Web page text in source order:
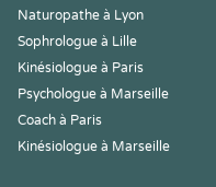
Naturopathe à Lyon
Sophrologue à Lille
Kinésiologue à Paris
Psychologue à Marseille
Coach à Paris
Kinésiologue à Marseille